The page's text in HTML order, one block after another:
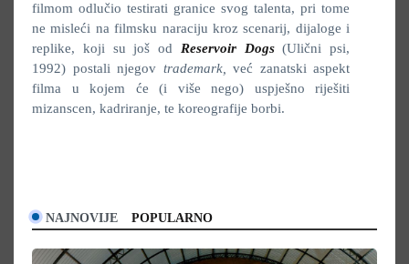
filmom odlučio testirati granice svog talenta, pri tome
ne misleći na filmsku naraciju kroz scenarij, dijaloge i
replike, koji su još od Reservoir Dogs(Ulični psi,
1992) postali njegov trademark, već zanatski aspekt
filma u kojem će (i više nego) uspješno riješiti
mizanscen, kadriranje, te koreografije borbi.
NAJNOVIJE POPULARNO